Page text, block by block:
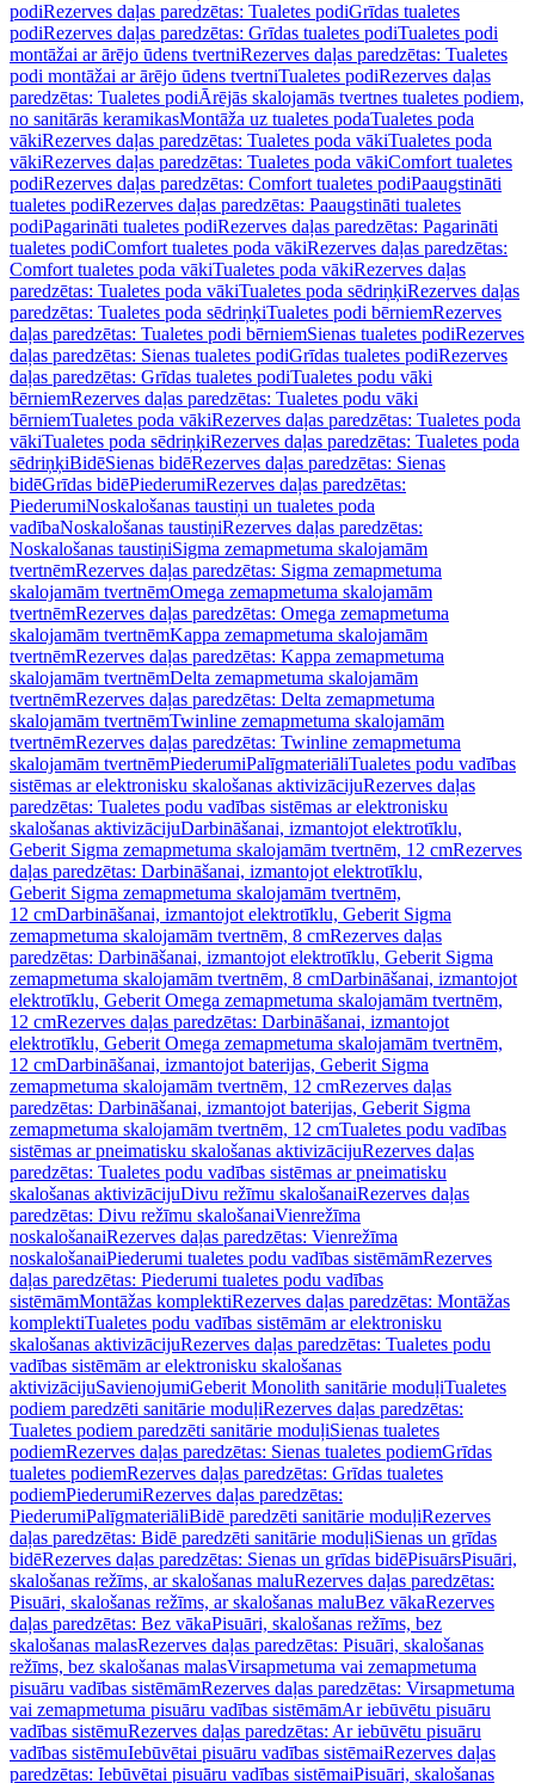
podiRezerves daļas paredzētas: Tualetes podiGrīdas tualetes
podiRezerves daļas paredzētas: Grīdas tualetes podiTualetes podi
montāžai ar ārējo ūdens tvertniRezerves daļas paredzētas: Tualetes
podi montāžai ar ārējo ūdens tvertniTualetes podiRezerves daļas
paredzētas: Tualetes podiĀrējās skalojamās tvertnes tualetes podiem,
no sanitārās keramikasMontāža uz tualetes podaTualetes poda
vākiRezerves daļas paredzētas: Tualetes poda vākiTualetes poda
vākiRezerves daļas paredzētas: Tualetes poda vākiComfort tualetes
podiRezerves daļas paredzētas: Comfort tualetes podiPaaugstināti
tualetes podiRezerves daļas paredzētas: Paaugstināti tualetes
podiPagarināti tualetes podiRezerves daļas paredzētas: Pagarināti
tualetes podiComfort tualetes poda vākiRezerves daļas paredzētas:
Comfort tualetes poda vākiTualetes poda vākiRezerves daļas
paredzētas: Tualetes poda vākiTualetes poda sēdriņķiRezerves daļas
paredzētas: Tualetes poda sēdriņķiTualetes podi bērniemRezerves
daļas paredzētas: Tualetes podi bērniemSienas tualetes podiRezerves
daļas paredzētas: Sienas tualetes podiGrīdas tualetes podiRezerves
daļas paredzētas: Grīdas tualetes podiTualetes podu vāki
bērniemRezerves daļas paredzētas: Tualetes podu vāki
bērniemTualetes poda vākiRezerves daļas paredzētas: Tualetes poda
vākiTualetes poda sēdriņķiRezerves daļas paredzētas: Tualetes poda
sēdriņķiBidēSienas bidēRezerves daļas paredzētas: Sienas
bidēGrīdas bidēPiederumiRezerves daļas paredzētas:
PiederumiNoskalošanas taustiņi un tualetes poda
vadībaNoskalošanas taustiņiRezerves daļas paredzētas:
Noskalošanas taustiņiSigma zemapmetuma skalojamām
tvertnēmRezerves daļas paredzētas: Sigma zemapmetuma
skalojamām tvertnēmOmega zemapmetuma skalojamām
tvertnēmRezerves daļas paredzētas: Omega zemapmetuma
skalojamām tvertnēmKappa zemapmetuma skalojamām
tvertnēmRezerves daļas paredzētas: Kappa zemapmetuma
skalojamām tvertnēmDelta zemapmetuma skalojamām
tvertnēmRezerves daļas paredzētas: Delta zemapmetuma
skalojamām tvertnēmTwinline zemapmetuma skalojamām
tvertnēmRezerves daļas paredzētas: Twinline zemapmetuma
skalojamām tvertnēmPiederumiPalīgmateriāliTualetes podu vadības
sistēmas ar elektronisku skalošanas aktivizācijuRezerves daļas
paredzētas: Tualetes podu vadības sistēmas ar elektronisku
skalošanas aktivizācijuDarbināšanai, izmantojot elektrotīklu,
Geberit Sigma zemapmetuma skalojamām tvertnēm, 12 cmRezerves
daļas paredzētas: Darbināšanai, izmantojot elektrotīklu,
Geberit Sigma zemapmetuma skalojamām tvertnēm,
12 cmDarbināšanai, izmantojot elektrotīklu, Geberit Sigma
zemapmetuma skalojamām tvertnēm, 8 cmRezerves daļas
paredzētas: Darbināšanai, izmantojot elektrotīklu, Geberit Sigma
zemapmetuma skalojamām tvertnēm, 8 cmDarbināšanai, izmantojot
elektrotīklu, Geberit Omega zemapmetuma skalojamām tvertnēm,
12 cmRezerves daļas paredzētas: Darbināšanai, izmantojot
elektrotīklu, Geberit Omega zemapmetuma skalojamām tvertnēm,
12 cmDarbināšanai, izmantojot baterijas, Geberit Sigma
zemapmetuma skalojamām tvertnēm, 12 cmRezerves daļas
paredzētas: Darbināšanai, izmantojot baterijas, Geberit Sigma
zemapmetuma skalojamām tvertnēm, 12 cmTualetes podu vadības
sistēmas ar pneimatisku skalošanas aktivizācijuRezerves daļas
paredzētas: Tualetes podu vadības sistēmas ar pneimatisku
skalošanas aktivizācijuDivu režīmu skalošanaiRezerves daļas
paredzētas: Divu režīmu skalošanaiVienrežīma
noskalošanaiRezerves daļas paredzētas: Vienrežīma
noskalošanaiPiederumi tualetes podu vadības sistēmāmRezerves
daļas paredzētas: Piederumi tualetes podu vadības
sistēmāmMontāžas komplektiRezerves daļas paredzētas: Montāžas
komplektiTualetes podu vadības sistēmām ar elektronisku
skalošanas aktivizācijuRezerves daļas paredzētas: Tualetes podu
vadības sistēmām ar elektronisku skalošanas
aktivizācijuSavienojumiGeberit Monolith sanitārie moduļiTualetes
podiem paredzēti sanitārie moduļiRezerves daļas paredzētas:
Tualetes podiem paredzēti sanitārie moduļiSienas tualetes
podiemRezerves daļas paredzētas: Sienas tualetes podiemGrīdas
tualetes podiemRezerves daļas paredzētas: Grīdas tualetes
podiemPiederumiRezerves daļas paredzētas:
PiederumiPalīgmateriāliBidē paredzēti sanitārie moduļiRezerves
daļas paredzētas: Bidē paredzēti sanitārie moduļiSienas un grīdas
bidēRezerves daļas paredzētas: Sienas un grīdas bidēPisuārsPisuāri,
skalošanas režīms, ar skalošanas maluRezerves daļas paredzētas:
Pisuāri, skalošanas režīms, ar skalošanas maluBez vākaRezerves
daļas paredzētas: Bez vākaPisuāri, skalošanas režīms, bez
skalošanas malasRezerves daļas paredzētas: Pisuāri, skalošanas
režīms, bez skalošanas malasVirsapmetuma vai zemapmetuma
pisuāru vadības sistēmāmRezerves daļas paredzētas: Virsapmetuma
vai zemapmetuma pisuāru vadības sistēmāmAr iebūvētu pisuāru
vadības sistēmuRezerves daļas paredzētas: Ar iebūvētu pisuāru
vadības sistēmuIebūvētai pisuāru vadības sistēmaiRezerves daļas
paredzētas: Iebūvētai pisuāru vadības sistēmaiPisuāri, skalošanas